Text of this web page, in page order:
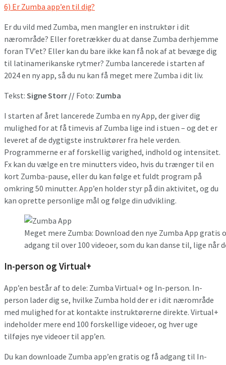
6) Er Zumba app’en til dig?
Er du vild med Zumba, men mangler en instruktør i dit
nærområde? Eller foretrækker du at danse Zumba derhjemme
foran TV’et? Eller kan du bare ikke kan få nok af at bevæge dig
til latinamerikanske rytmer? Zumba lancerede i starten af
2024 en ny app, så du nu kan få meget mere Zumba i dit liv.
Tekst: Signe Storr // Foto: Zumba
I starten af året lancerede Zumba en ny App, der giver dig
mulighed for at få timevis af Zumba lige ind i stuen – og det er
leveret af de dygtigste instruktører fra hele verden.
Programmerne er af forskellig varighed, indhold og intensitet.
Fx kan du vælge en tre minutters video, hvis du trænger til en
kort Zumba-pause, eller du kan følge et fuldt program på
omkring 50 minutter. App’en holder styr på din aktivitet, og du
kan oprette personlige mål og følge din udvikling.
Meget mere Zumba: Download den nye Zumba App
adgang til over 100 videoer, som du kan danse til, lige når
In-person og Virtual+
App’en består af to dele: Zumba Virtual+ og In-person. In-
person lader dig se, hvilke Zumba hold der er i dit nærområde
med mulighed for at kontakte instruktørerne direkte. Virtual+
indeholder mere end 100 forskellige videoer, og hver uge
tilføjes nye videoer til app’en.
Du kan downloade Zumba app’en gratis og få adgang til In-